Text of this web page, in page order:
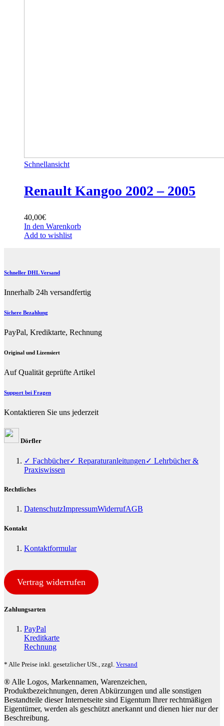
Schnellansicht
Renault Kangoo 2002 – 2005
40,00€
In den Warenkorb
Add to wishlist
Schneller DHL Versand
Innerhalb 24h versandfertig
Sichere Bezahlung
PayPal, Krediktarte, Rechnung
Original und Lizensiert
Auf Qualität geprüfte Artikel
Support bei Fragen
Kontaktieren Sie uns jederzeit
Dörfler
✓ Fachbücher✓ Reparaturanleitungen✓ Lehrbücher &
Praxiswissen
Rechtliches
DatenschutzImpressumWiderrufAGB
Kontakt
Kontaktformular
Vertrag widerrufen
Zahlungsarten
PayPal
Kreditkarte
Rechnung
* Alle Preise inkl. gesetzlicher USt., zzgl. Versand
® Alle Logos, Markennamen, Warenzeichen,
Produktbezeichnungen, deren Abkürzungen und alle sonstigen
Bestandteile dieser Internetseite sind Eigentum Ihrer rechtmäßigen
Eigentümer, werden als geschützt anerkannt und dienen hier nur der
Beschreibung.